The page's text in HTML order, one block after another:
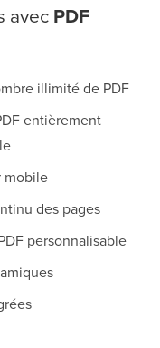
avec PDF
illimité de PDF
entièrement
mobile
des pages
personnalisable